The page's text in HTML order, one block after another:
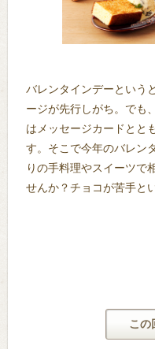
バレンタインデーという
ージが先行しがち。でも
はメッセージカードとと
す。そこで今年のバレン
りの手料理やスイーツで
せんか？チョコが苦手と
この